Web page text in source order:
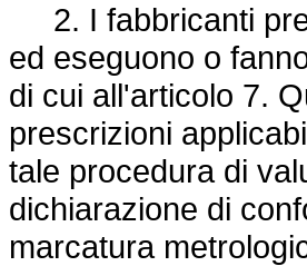
2. I fabbricanti
ed eseguono o
di cui all'articolo 7.
prescrizioni
tale procedura di
dichiarazione di
marcatura